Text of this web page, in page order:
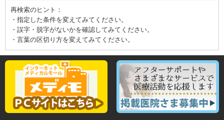
再検索のヒント：
・指定した条件を変えてみてください。
・誤字・脱字がないかを確認してみてください。
・言葉の区切り方を変えてみてください。